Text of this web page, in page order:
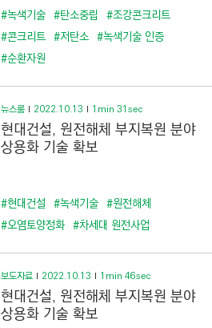
#녹색기술 #탄소중립 #조강콘크리트
#콘크리트 #저탄소 #녹색기술 인증
#순환자원
뉴스룸 2022.10.13 1min 31sec
현대건설, 원전해체 부지복원 분야
상용화 기술 확보
#현대건설 #녹색기술 #원전해체
#오염토양정화 #차세대 원전사업
보도자료 2022.10.13 1min 46sec
현대건설, 원전해체 부지복원 분야
상용화 기술 확보